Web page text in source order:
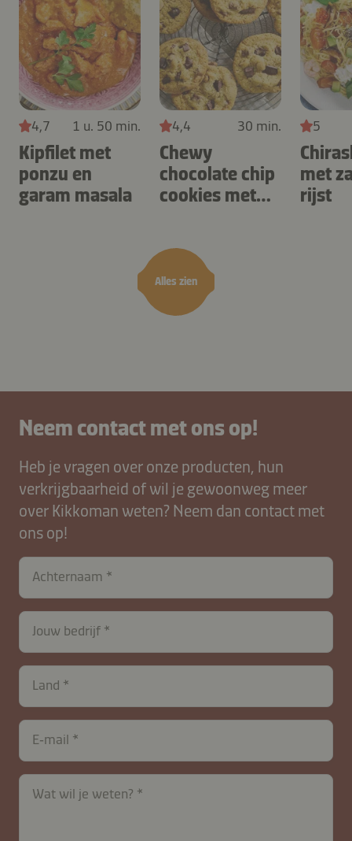
Alles zien
4,7 1 u. 50 min.
Kipfilet met
ponzu en
garam masala
4,4 30 min.
Chewy
chocolate chip
cookies met
5
met
rijst
Neem contact met ons op!
Heb je vragen over onze producten, hun
verkrijgbaarheid of wil je gewoonweg meer
over Kikkoman weten? Neem dan contact met
ons op!
Achternaam
Jouw bedrijf
Land
contactNL-
B2B-
26615-
B7Hn6hOCPwucFWbzY8EG
E‑mail
Wat wil je weten?